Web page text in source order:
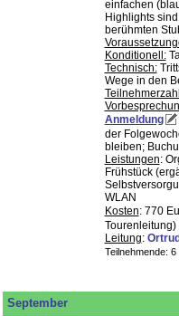
einfachen
Highlights
berühmten
Konditionell:
Technisch:
Wege in den
Anmeldung
der
bleiben;
Leistungen:
Frühstück
WLAN
Kosten: 770
Tourenleitung)
Leitung:
Teilnehmende:
September